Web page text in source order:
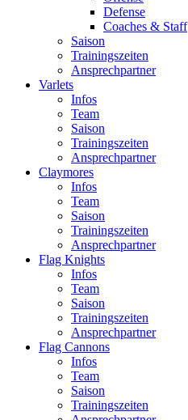
Defense
Coaches & Staff
Saison
Trainingszeiten
Ansprechpartner
Varlets
Infos
Team
Saison
Trainingszeiten
Ansprechpartner
Claymores
Infos
Team
Saison
Trainingszeiten
Ansprechpartner
Flag Knights
Infos
Team
Saison
Trainingszeiten
Ansprechpartner
Flag Cannons
Infos
Team
Saison
Trainingszeiten